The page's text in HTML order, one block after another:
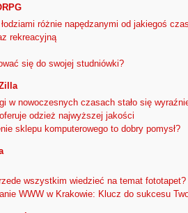
łodziami różnie napędzanymi od jakiegoś
rekreacyjną
się do swojej studniówki?
w nowoczesnych czasach stało się
odzież najwyższej jakości
sklepu komputerowego to dobry pomysł?
wszystkim wiedzieć na temat fototapet?
WWW w Krakowie: Klucz do sukcesu